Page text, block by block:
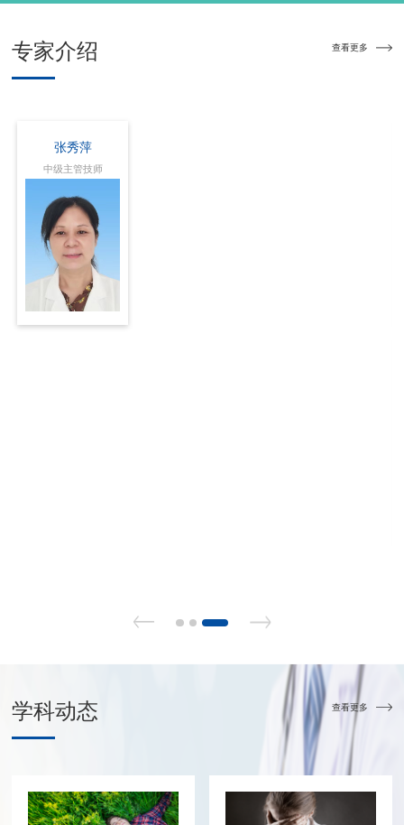
专家介绍 查看更多
张秀萍
中级主管技师
学科动态 查看更多